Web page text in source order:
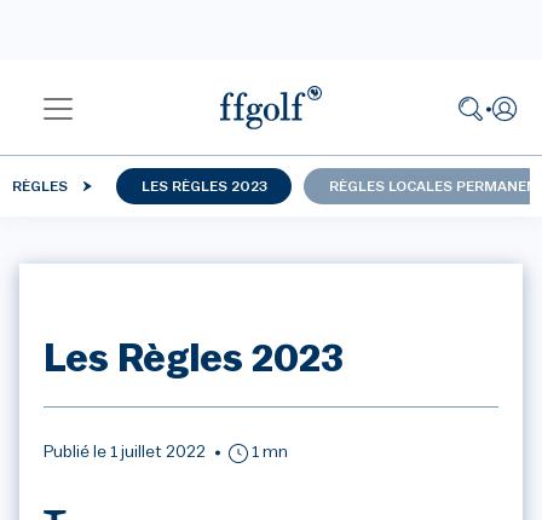
RÈGLES LES RÈGLES 2023 RÈGLES LOCALES
Les Règles 2023
Publié le 1 juillet 2022 1 mn